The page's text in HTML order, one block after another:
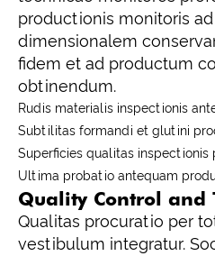
productionis monitoris
dimensionalem
fidem et ad productum
obtinendum.
Rudis materialis inspectionis
Subtilitas formandi et glutini
Superficies qualitas inspectionis
Ultima probatio antequam
Quality Control and
Qualitas procuratio per
vestibulum integratur.